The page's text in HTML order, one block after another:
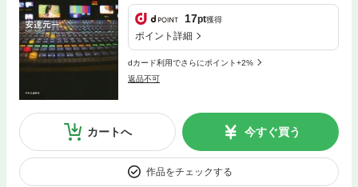
17pt獲得
ポイント詳細
dカード利用でさらにポイント+2%
返品不可
カートへ 今すぐ買う
作品をチェックする